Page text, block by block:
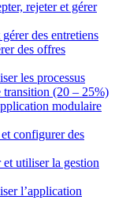
rejeter et gérer
des entretiens
des offres
les processus
transition (20 – 25%)
modulaire
configurer des
utiliser la gestion
l’application